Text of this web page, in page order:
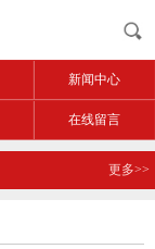
新闻中心
在线留言
更多>>